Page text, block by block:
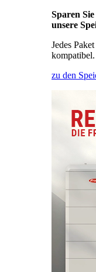
Sparen
unsere
Jedes
kompatibel.
zu den